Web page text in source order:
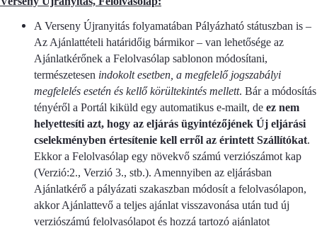
A Verseny Újranyitás folyamatában Pályázható státuszban is –
Az Ajánlattételi határidőig bármikor – van lehetősége az
Ajánlatkérőnek a Felolvasólap sablonon módosítani,
természetesen indokolt esetben, a megfelelő jogszabályi
megfelelés esetén és kellő körültekintés mellett. Bár a módosítás
tényéről a Portál kiküld egy automatikus e-mailt, de ez nem
helyettesíti azt, hogy az eljárás ügyintézőjének Új eljárási
cselekményben értesítenie kell erről az érintett Szállítókat.
Ekkor a Felolvasólap egy növekvő számú verziószámot kap
(Verzió:2., Verzió 3., stb.). Amennyiben az eljárásban
Ajánlatkérő a pályázati szakaszban módosít a felolvasólapon,
akkor Ajánlattevő a teljes ajánlat visszavonása után tud új
verziószámú felolvasólapot és hozzá tartozó ajánlatot